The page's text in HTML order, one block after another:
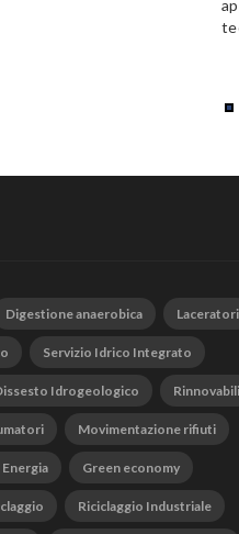
Digestione anaerobica Laceratori
Servizio Idrico Integrato
Idrogeologico Rinnovabili
Movimentazione rifiuti
Green economy
Riciclaggio Industriale